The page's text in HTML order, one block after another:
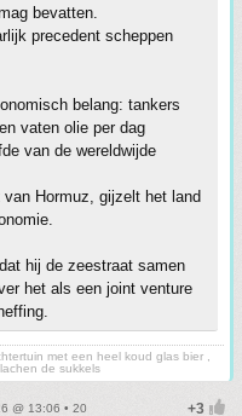
bevatten.
precedent scheppen
belang: tankers
vaten olie per dag
van de wereldwijde
Hormuz, gijzelt het land
hij de zeestraat samen
het als een joint venture
met een heel koud glas bier ,
de sukkels
@ 13:06 • 20